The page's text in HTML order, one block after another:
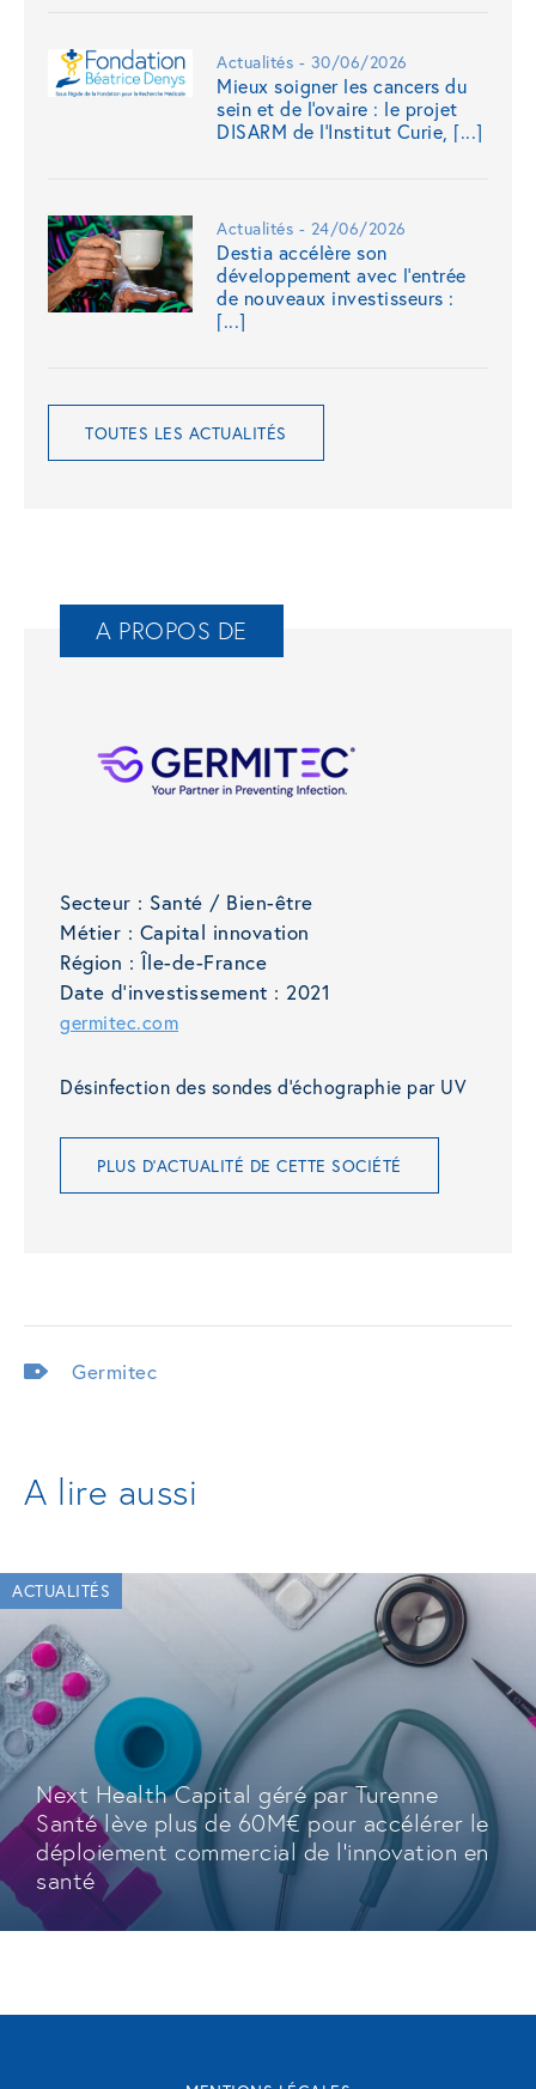
Actualités - 30/06/2026
Mieux soigner les cancers du
sein et de l'ovaire : le projet
DISARM de l'Institut Curie, [...]
Actualités - 24/06/2026
Destia accélère son
développement avec l’entrée
de nouveaux investisseurs :
[...]
TOUTES LES ACTUALITÉS
A PROPOS DE
Secteur : Santé / Bien-être
Métier : Capital innovation
Région : Île-de-France
Date d'investissement : 2021
germitec.com
Désinfection des sondes d’échographie par UV
PLUS D'ACTUALITÉ DE CETTE SOCIÉTÉ
Germitec
A lire aussi
ACTUALITÉS
Next Health Capital géré par Turenne
Santé lève plus de 60M€ pour accélérer le
déploiement commercial de l'innovation en
santé